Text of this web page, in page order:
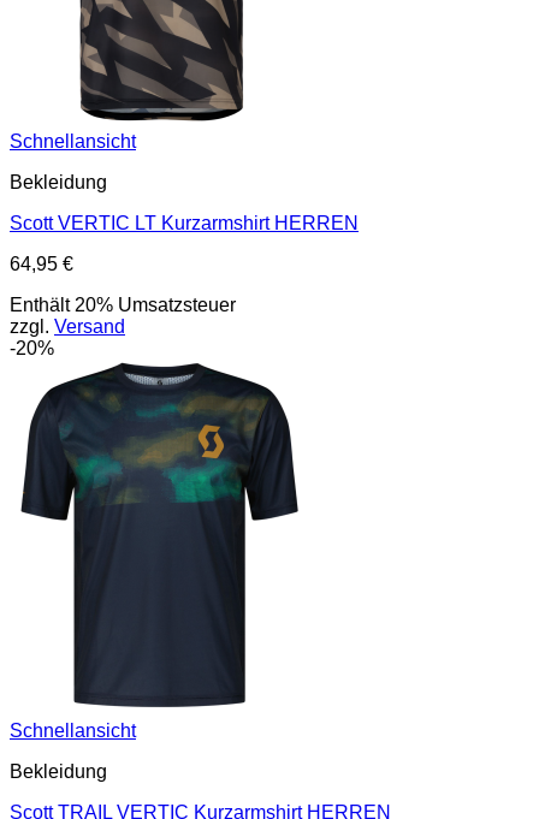
Schnellansicht
Bekleidung
Scott VERTIC LT Kurzarmshirt HERREN
64,95 €
Enthält 20% Umsatzsteuer
zzgl. Versand
-20%
Schnellansicht
Bekleidung
Scott TRAIL VERTIC Kurzarmshirt HERREN